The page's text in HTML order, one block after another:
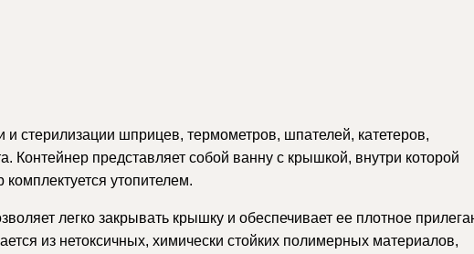
стерилизации шприцев, термометров, шпателей, катетеров,
Контейнер представляет собой ванну с крышкой, внутри которой
утопителем.
легко закрывать крышку и обеспечивает ее плотное
из нетоксичных, химически стойких полимерных материалов,